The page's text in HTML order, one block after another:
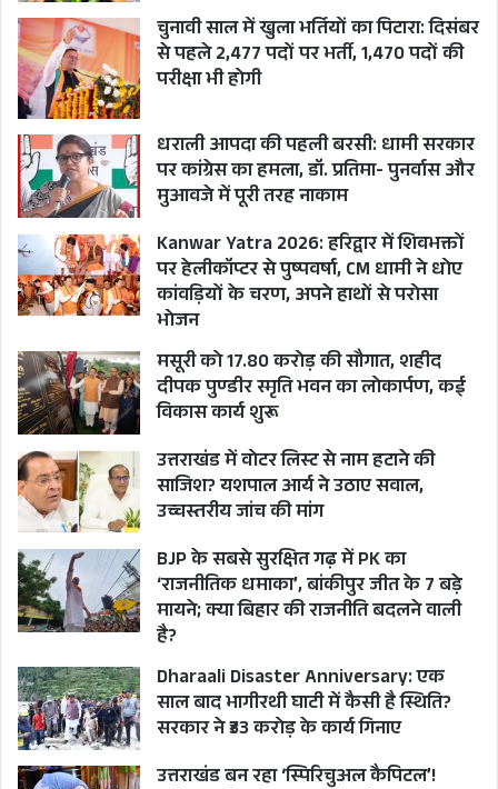
चुनावी साल में खुला भर्तियों का पिटारा: दिसंबर
से पहले 2,477 पदों पर भर्ती, 1,470 पदों की
परीक्षा भी होगी
धराली आपदा की पहली बरसी: धामी सरकार
पर कांग्रेस का हमला, डॉ. प्रतिमा- पुनर्वास और
मुआवजे में पूरी तरह नाकाम
Kanwar Yatra 2026: हरिद्वार में शिवभक्तों
पर हेलीकॉप्टर से पुष्पवर्षा, CM धामी ने धोए
कांवड़ियों के चरण, अपने हाथों से परोसा
भोजन
मसूरी को 17.80 करोड़ की सौगात, शहीद
दीपक पुण्डीर स्मृति भवन का लोकार्पण, कई
विकास कार्य शुरू
उत्तराखंड में वोटर लिस्ट से नाम हटाने की
साजिश? यशपाल आर्य ने उठाए सवाल,
उच्चस्तरीय जांच की मांग
BJP के सबसे सुरक्षित गढ़ में PK का
‘राजनीतिक धमाका’, बांकीपुर जीत के 7 बड़े
मायने; क्या बिहार की राजनीति बदलने वाली
है?
Dharaali Disaster Anniversary: एक
साल बाद भागीरथी घाटी में कैसी है स्थिति?
सरकार ने ₹33 करोड़ के कार्य गिनाए
उत्तराखंड बन रहा ‘स्पिरिचुअल कैपिटल’!